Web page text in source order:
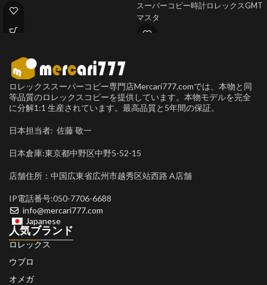
スーパーコピー時計ロレックスGMT
マスタ
ロレックススーパーコピー専門店Mercari777.comでは、本物と同
等品質のロレックスコピーを提供しています。本物モデルを完全
に分解1:1 生産されています。最高品質と5年間の保証。
日本担当者: 佐藤 敬一
日本倉庫:東京都中野区中野5-52-15
店舗住所：中国広東省広州市越秀区站西路 A店舗
IP電話番号:050-7706-6688
info@mercari777.com
Japanese
人気ブランド
ロレックス
ウブロ
オメガ